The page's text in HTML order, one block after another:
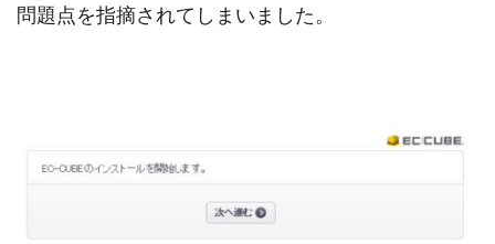
問題点を指摘されてしまいました。